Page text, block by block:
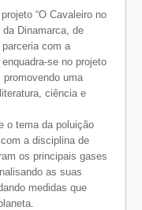
“O Cavaleiro no
da Dinamarca, de
com a
se no projeto
promovendo uma
ciência e
o tema da poluição
a disciplina de
os principais gases
as suas
medidas que